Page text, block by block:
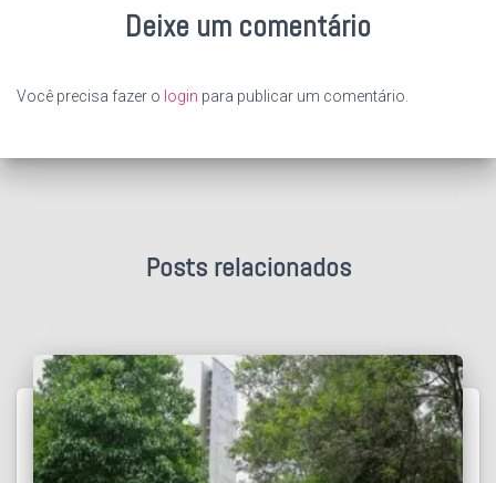
Deixe um comentário
Você precisa fazer o login para publicar um comentário.
Posts relacionados